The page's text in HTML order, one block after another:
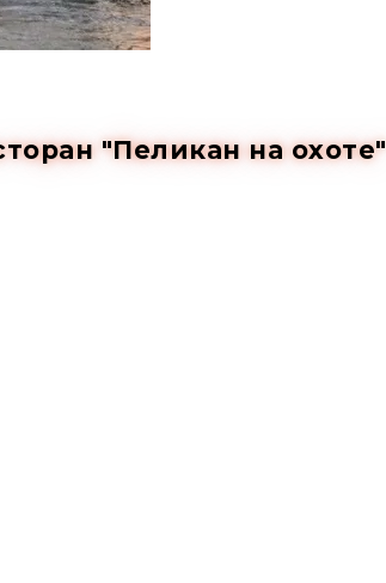
"Пеликан на охоте"